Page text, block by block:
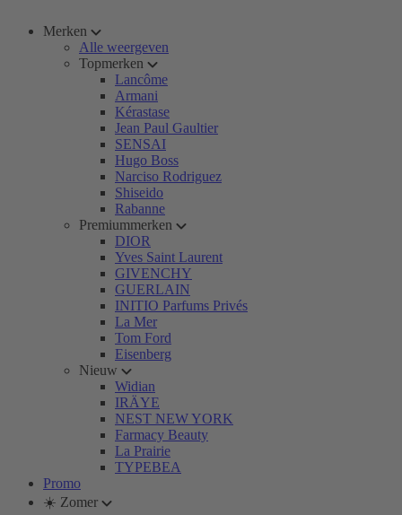
Merken
Alle weergeven
Topmerken
Lancôme
Armani
Kérastase
Jean Paul Gaultier
SENSAI
Hugo Boss
Narciso Rodriguez
Shiseido
Rabanne
Premiummerken
DIOR
Yves Saint Laurent
GIVENCHY
GUERLAIN
INITIO Parfums Privés
La Mer
Tom Ford
Eisenberg
Nieuw
Widian
IRÄYE
NEST NEW YORK
Farmacy Beauty
La Prairie
TYPEBEA
Promo
☀️ Zomer